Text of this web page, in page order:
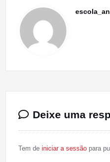
Deixe uma
Tem de iniciar a sessãopara